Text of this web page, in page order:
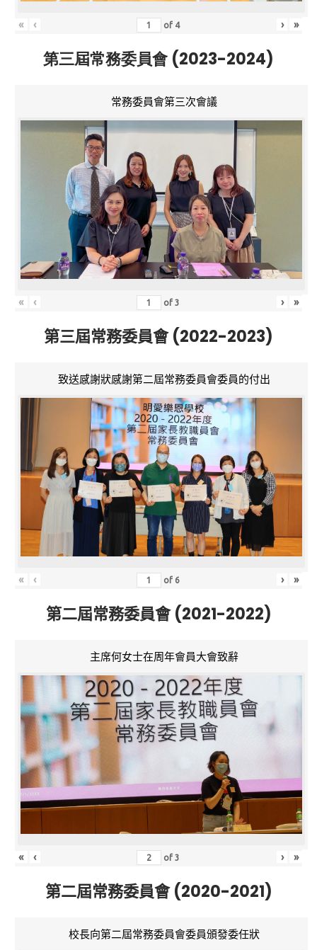
« ‹ of 4 › »
第三屆常務委員會 (2023-2024)
常務委員會第三次會議
« ‹ of3 › »
第三屆常務委員會 (2022-2023)
致送感謝狀感謝第二屆常務委員會委員的付出
« ‹ of 6 › »
第二屆常務委員會 (2021-2022)
主席何女士在周年會員大會致辭
« ‹ of3 › »
第二屆常務委員會 (2020-2021)
校長向第二屆常務委員會委員頒發委任狀